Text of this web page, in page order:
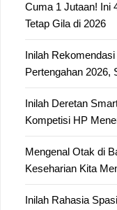
Cuma 1 Jutaan! Ini
Tetap Gila di 2026
Inilah
Pertengahan 2026,
Inilah Deretan
Kompetisi HP
Mengenal Otak di
Keseharian Kita
Inilah Rahasia